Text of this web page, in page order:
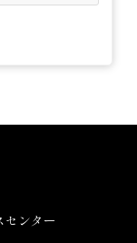
センター